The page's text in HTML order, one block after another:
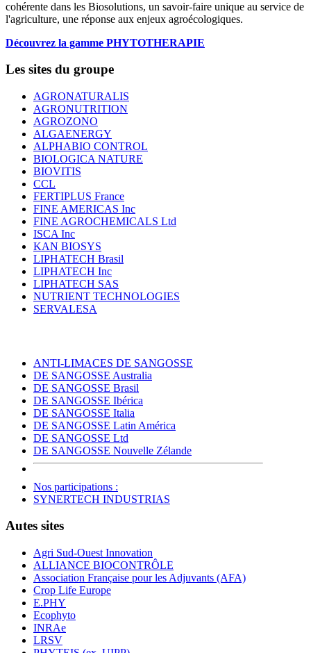
cohérente dans les Biosolutions, un savoir-faire unique au service de
l'agriculture, une réponse aux enjeux agroécologiques.
Découvrez la gamme PHYTOTHERAPIE
Les sites du groupe
AGRONATURALIS
AGRONUTRITION
AGROZONO
ALGAENERGY
ALPHABIO CONTROL
BIOLOGICA NATURE
BIOVITIS
CCL
FERTIPLUS France
FINE AMERICAS Inc
FINE AGROCHEMICALS Ltd
ISCA Inc
KAN BIOSYS
LIPHATECH Brasil
LIPHATECH Inc
LIPHATECH SAS
NUTRIENT TECHNOLOGIES
SERVALESA
ANTI-LIMACES DE SANGOSSE
DE SANGOSSE Australia
DE SANGOSSE Brasil
DE SANGOSSE Ibérica
DE SANGOSSE Italia
DE SANGOSSE Latin América
DE SANGOSSE Ltd
DE SANGOSSE Nouvelle Zélande
Nos participations :
SYNERTECH INDUSTRIAS
Autes sites
Agri Sud-Ouest Innovation
ALLIANCE BIOCONTRÔLE
Association Française pour les Adjuvants (AFA)
Crop Life Europe
E.PHY
Ecophyto
INRAe
LRSV